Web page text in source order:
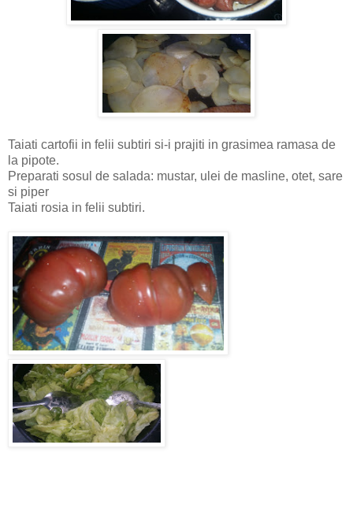
Taiati cartofii in felii subtiri si-i prajiti in grasimea ramasa de
la pipote.
Preparati sosul de salada: mustar, ulei de masline, otet, sare
si piper
Taiati rosia in felii subtiri.